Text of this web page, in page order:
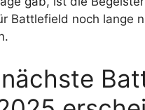
Battlefield noch lange